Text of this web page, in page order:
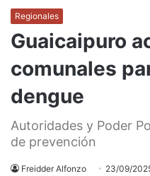
Regionales
Guaicaipuro
comunales
dengue
Autoridades y Poder
de prevención
Freidder Alfonzo 23/09/